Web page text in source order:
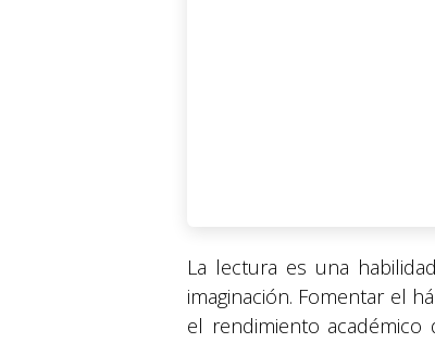
La lectura es una
imaginación. Fomentar el
el rendimiento